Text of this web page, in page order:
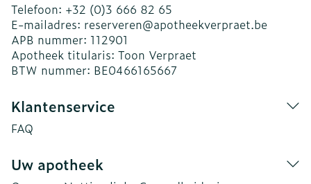
Telefoon: +32 (0)3 666 82 65
E-mailadres: reserveren@apotheekverpraet.be
APB nummer: 112901
Apotheek titularis: Toon Verpraet
BTW nummer: BE0466165667
Klantenservice
FAQ
Uw apotheek